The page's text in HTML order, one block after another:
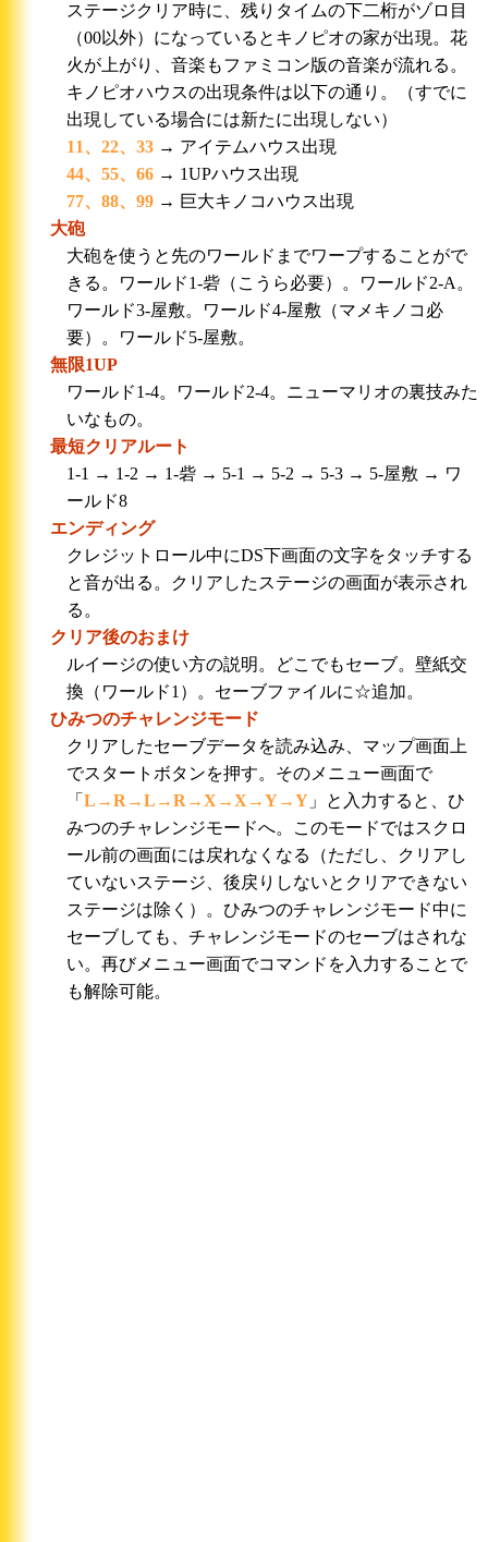
ステージクリア時に、残りタイムの下二桁がゾロ目
（00以外）になっているとキノピオの家が出現。花
火が上がり、音楽もファミコン版の音楽が流れる。
キノピオハウスの出現条件は以下の通り。（すでに
出現している場合には新たに出現しない）
11、22、33 → アイテムハウス出現
44、55、66 → 1UPハウス出現
77、88、99 → 巨大キノコハウス出現
大砲
大砲を使うと先のワールドまでワープすることがで
きる。ワールド1-砦（こうら必要）。ワールド2-A。
ワールド3-屋敷。ワールド4-屋敷（マメキノコ必
要）。ワールド5-屋敷。
無限1UP
ワールド1-4。ワールド2-4。ニューマリオの裏技みた
いなもの。
最短クリアルート
1-1 → 1-2 → 1-砦 → 5-1 → 5-2 → 5-3 → 5-屋敷 → ワ
ールド8
エンディング
クレジットロール中にDS下画面の文字をタッチする
と音が出る。クリアしたステージの画面が表示され
る。
クリア後のおまけ
ルイージの使い方の説明。どこでもセーブ。壁紙交
換（ワールド1）。セーブファイルに☆追加。
ひみつのチャレンジモード
クリアしたセーブデータを読み込み、マップ画面上
でスタートボタンを押す。そのメニュー画面で
「L→R→L→R→X→X→Y→Y 」と入力すると、ひ
みつのチャレンジモードへ。このモードではスクロ
ール前の画面には戻れなくなる（ただし、クリアし
ていないステージ、後戻りしないとクリアできない
ステージは除く）。ひみつのチャレンジモード中に
セーブしても、チャレンジモードのセーブはされな
い。再びメニュー画面でコマンドを入力することで
も解除可能。